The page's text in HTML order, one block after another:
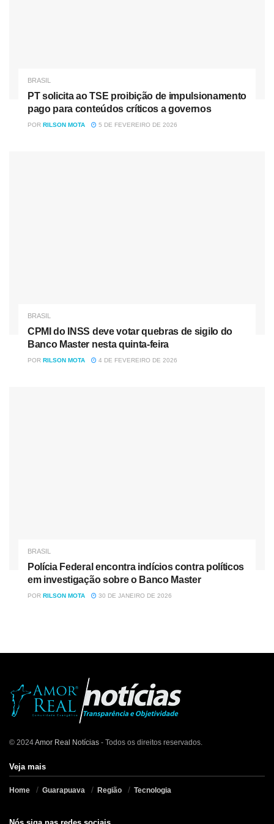
BRASIL
PT solicita ao TSE proibição de impulsionamento
pago para conteúdos críticos a governos
POR RILSON MOTA 5 DE FEVEREIRO DE 2026
BRASIL
CPMI do INSS deve votar quebras de sigilo do
Banco Master nesta quinta-feira
POR RILSON MOTA 4 DE FEVEREIRO DE 2026
BRASIL
Polícia Federal encontra indícios contra políticos
em investigação sobre o Banco Master
POR RILSON MOTA 30 DE JANEIRO DE 2026
© 2024Amor Real Notícias - Todos os direitos reservados.
Veja mais
Home Guarapuava Região Tecnologia